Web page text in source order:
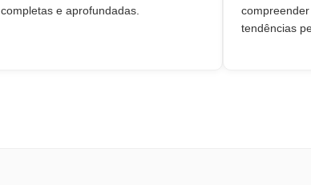
completas e aprofundadas.
tendências